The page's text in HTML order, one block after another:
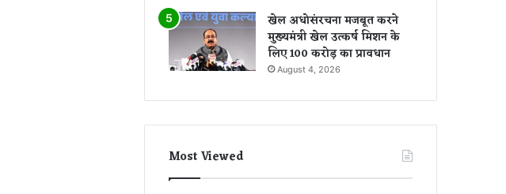
खेल अधोसंरचना मजबूत करने
मुख्यमंत्री खेल उत्कर्ष मिशन के
लिए 100 करोड़ का प्रावधान
August 4, 2026
Most Viewed